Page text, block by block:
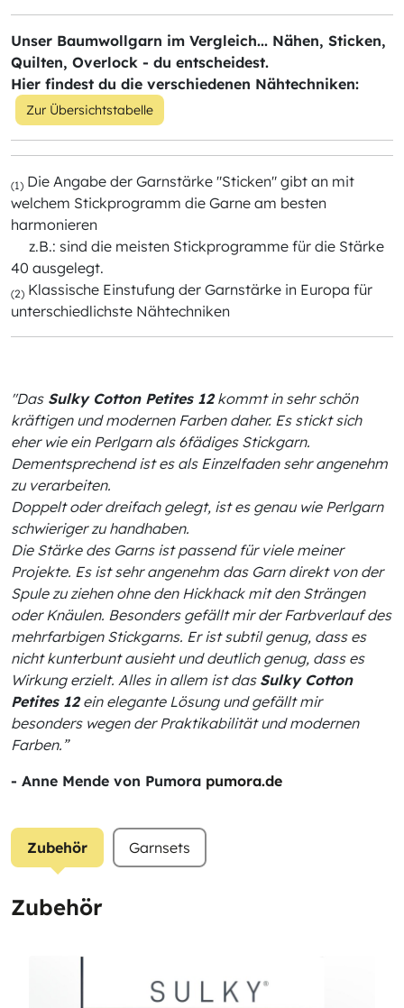
Unser Baumwollgarn im Vergleich... Nähen, Sticken,
Quilten, Overlock - du entscheidest.
Hier findest du die verschiedenen Nähtechniken:
Zur Übersichtstabelle
(1) Die Angabe der Garnstärke "Sticken" gibt an mit
welchem Stickprogramm die Garne am besten
harmonieren
z.B.: sind die meisten Stickprogramme für die Stärke
40 ausgelegt.
(2) Klassische Einstufung der Garnstärke in Europa für
unterschiedlichste Nähtechniken
"DasSulky Cotton Petites 12kommt in sehr schön
kräftigen und modernen Farben daher. Es stickt sich
eher wie ein Perlgarn als 6fädiges Stickgarn.
Dementsprechend ist es als Einzelfaden sehr angenehm
zu verarbeiten.
Doppelt oder dreifach gelegt, ist es genau wie Perlgarn
schwieriger zu handhaben.
Die Stärke des Garns ist passend für viele meiner
Projekte. Es ist sehr angenehm das Garn direkt von der
Spule zu ziehen ohne den Hickhack mit den Strängen
oder Knäulen. Besonders gefällt mir der Farbverlauf des
mehrfarbigen Stickgarns. Er ist subtil genug, dass es
nicht kunterbunt ausieht und deutlich genug, dass es
Wirkung erzielt. Alles in allem ist das Sulky Cotton
Petites 12ein elegante Lösung und gefällt mir
besonders wegen der Praktikabilität und modernen
Farben.”
- Anne Mende von Pumora pumora.de
Zubehör Garnsets
Zubehör